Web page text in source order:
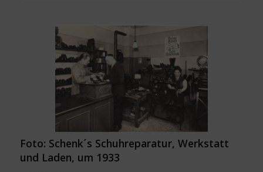
Foto: Schenk´s Schuhreparatur, Werkstatt
und Laden, um 1933